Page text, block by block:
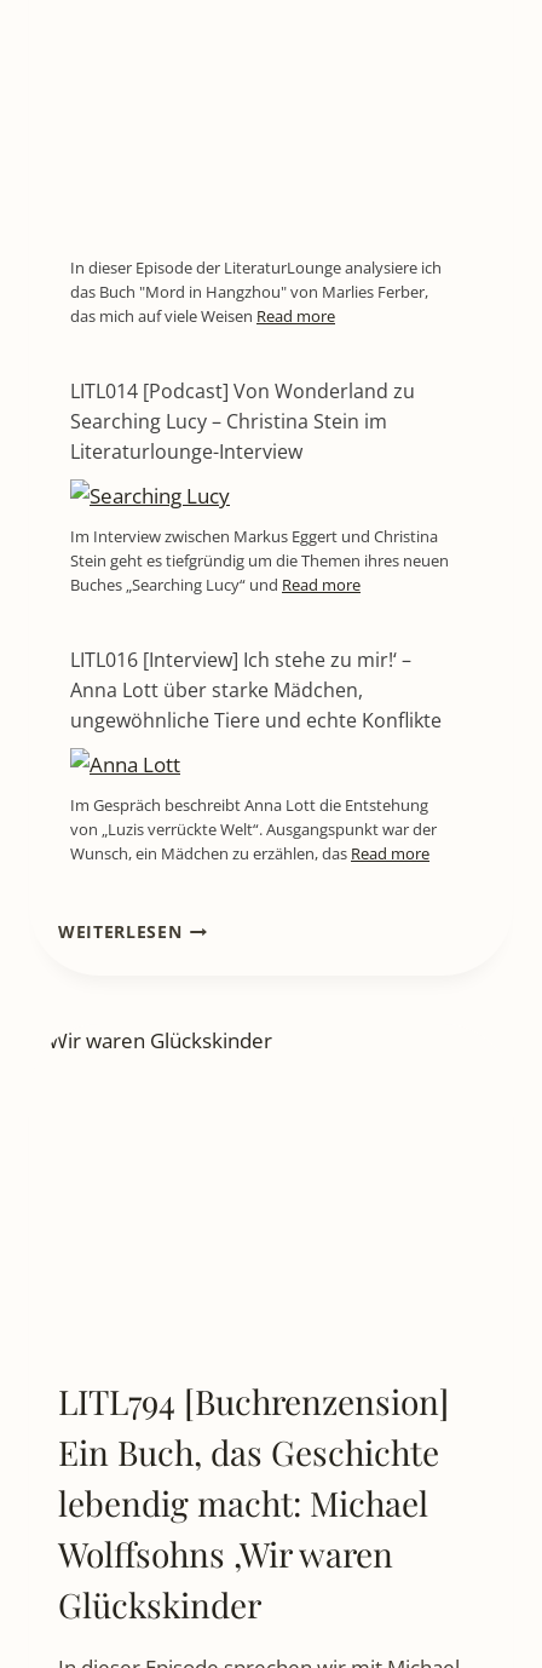
In dieser Episode der LiteraturLounge analysiere ich
das Buch "Mord in Hangzhou" von Marlies Ferber,
das mich auf viele Weisen Read more
LITL014 [Podcast] Von Wonderland zu
Searching Lucy – Christina Stein im
Literaturlounge-Interview
Im Interview zwischen Markus Eggert und Christina
Stein geht es tiefgründig um die Themen ihres neuen
Buches „Searching Lucy“ und Read more
LITL016 [Interview] Ich stehe zu mir!‘ –
Anna Lott über starke Mädchen,
ungewöhnliche Tiere und echte Konflikte
Im Gespräch beschreibt Anna Lott die Entstehung
von „Luzis verrückte Welt“. Ausgangspunkt war der
Wunsch, ein Mädchen zu erzählen, das Read more
WEITERLESENLITL800
TASCHENLAMPE
FLACKERT:
LITL794 [Buchrenzension]
Ein Buch, das Geschichte
lebendig macht: Michael
Wolffsohns ‚Wir waren
Glückskinder